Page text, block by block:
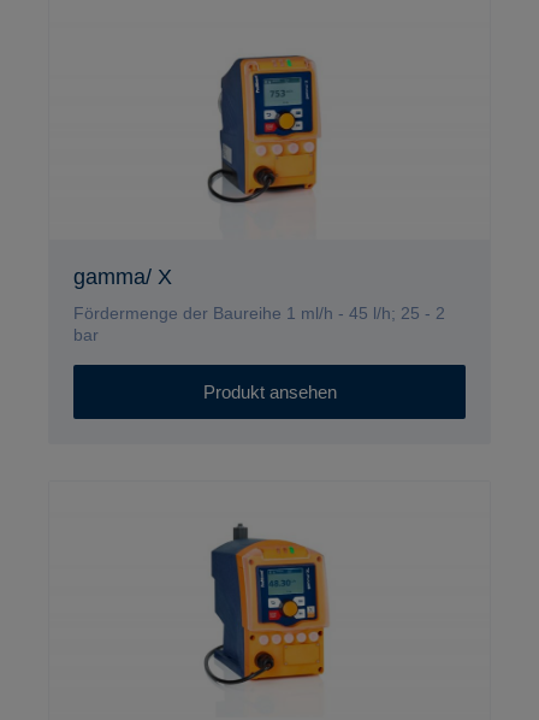
gamma/ X
Fördermenge der Baureihe 1 ml/h - 45 l/h; 25 - 2
bar
Produkt ansehen